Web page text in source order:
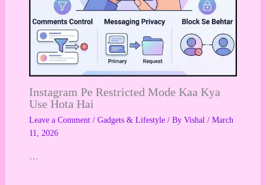
Instagram Pe Restricted Mode Kaa Kya
Use Hota Hai
Leave a Comment / Gadgets & Lifestyle/ By Vishal / March
11, 2026
…